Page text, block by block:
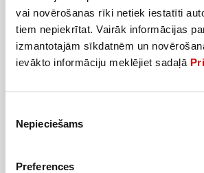
vai novērošanas rīki netiek iestatīti
tiem nepiekrītat. Vairāk informācijas
izmantotajām sīkdatnēm un
ievākto informāciju meklējiet sadaļā
izvēle
Nepieciešams
Preferences